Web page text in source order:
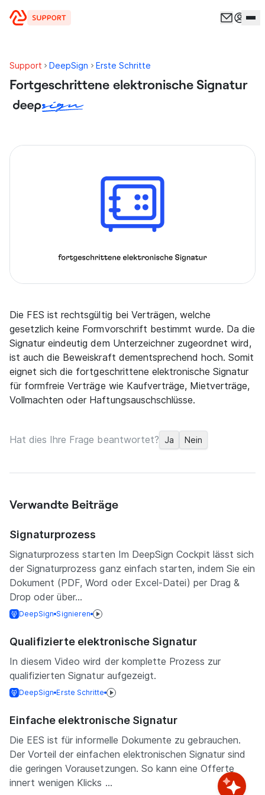
Support DeepSign Erste Schritte
Fortgeschrittene elektronische Signatur
Die FES ist rechtsgültig bei Verträgen, welche
gesetzlich keine Formvorschrift bestimmt wurde. Da die
Signatur eindeutig dem Unterzeichner zugeordnet wird,
ist auch die Beweiskraft dementsprechend hoch. Somit
eignet sich die fortgeschrittene elektronische Signatur
für formfreie Verträge wie Kaufverträge, Mietverträge,
Vollmachten oder Haftungsauschschlüsse.
Hat dies Ihre Frage beantwortet? Ja Nein
Verwandte Beiträge
Signaturprozess
Signaturprozess starten Im DeepSign Cockpit lässt sich
der Signaturprozess ganz einfach starten, indem Sie ein
Dokument (PDF, Word oder Excel-Datei) per Drag &
Drop oder über...
DeepSign Signieren
Qualifizierte elektronische Signatur
In diesem Video wird der komplette Prozess zur
qualifizierten Signatur aufgezeigt.
DeepSign Erste Schritte
Einfache elektronische Signatur
Die EES ist für informelle Dokumente zu gebrauchen.
Der Vorteil der einfachen elektronischen Signatur sind
die geringen Vorausetzungen. So kann eine Offerte
innert wenigen Klicks ...